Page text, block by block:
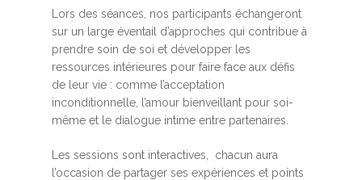
Lors des séances, nos participants échangeront
sur un large éventail d’approches qui contribue à
prendre soin de soi et développer les
ressources intérieures pour faire face aux défis
de leur vie : comme l’acceptation
inconditionnelle, l’amour bienveillant pour soi-
même et le dialogue intime entre partenaires.
Les sessions sont interactives, chacun aura
l’occasion de partager ses expériences et points